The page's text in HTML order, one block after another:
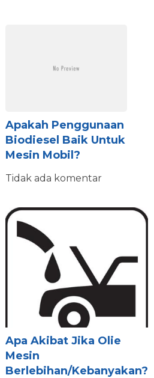
Apakah Penggunaan
Biodiesel Baik Untuk
Mesin Mobil?
Tidak ada komentar
Apa Akibat Jika Olie
Mesin
Berlebihan/kebanyakan?